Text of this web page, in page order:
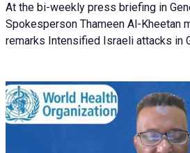
At the bi-weekly press briefing in
Spokesperson Thameen Al-Kheetan
remarks Intensified Israeli attacks in